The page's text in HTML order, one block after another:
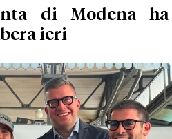
di Modena ha
ieri